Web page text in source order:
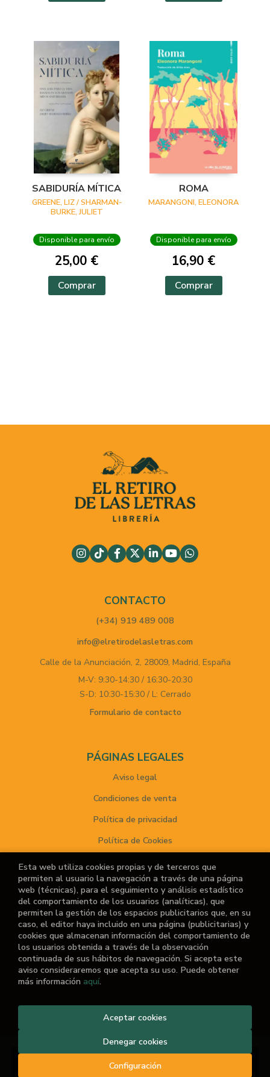
SABIDURÍA MÍTICA
GREENE, LIZ / SHARMAN-
BURKE, JULIET
Disponible para envío
25,00 €
Comprar
ROMA
MARANGONI, ELEONORA
Disponible para envío
16,90 €
Comprar
CONTACTO
(+34) 919 489 008
info@elretirodelasletras.com
Calle de la Anunciación, 2, 28009, Madrid, España
M-V: 9:30-14:30 / 16:30-20:30
S-D: 10:30-15:30 / L: Cerrado
Formulario de contacto
PÁGINAS LEGALES
Aviso legal
Condiciones de venta
Política de privacidad
Política de Cookies
ATENCIÓN AL CLIENTE
Quiénes somos
Noticias
¿No encuentras el libro que buscas?
El Retiro de las Letras. Todos los Derechos
Esta web utiliza cookies propias y de terceros que
permiten al usuario la navegación a través de una página
web (técnicas), para el seguimiento y análisis estadístico
del comportamiento de los usuarios (analíticas), que
permiten la gestión de los espacios publicitarios que, en su
caso, el editor haya incluido en una página (publicitarias) y
cookies que almacenan información del comportamiento de
los usuarios obtenida a través de la observación
continuada de sus hábitos de navegación. Si acepta este
aviso consideraremos que acepta su uso. Puede obtener
más información aquí.
Configuración
Denegar cookies
Aceptar cookies